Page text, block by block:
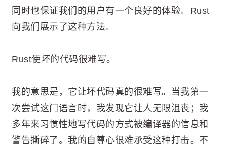
同时也保证我们的用户有一个良好的体验。Rust
向我们展示了这种方法。
Rust使坏的代码很难写。
我的意思是，它让坏代码真的很难写。当我第一
次尝试这门语言时，我发现它让人无限沮丧；我
多年来习惯性地写代码的方式被编译器的信息和
警告撕碎了。我的自尊心很难承受这种打击。不